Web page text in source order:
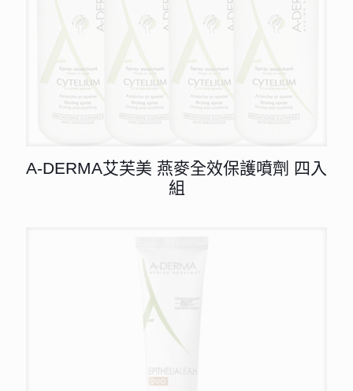
A-DERMA艾芙美 燕麥全效保護噴劑 四入
組